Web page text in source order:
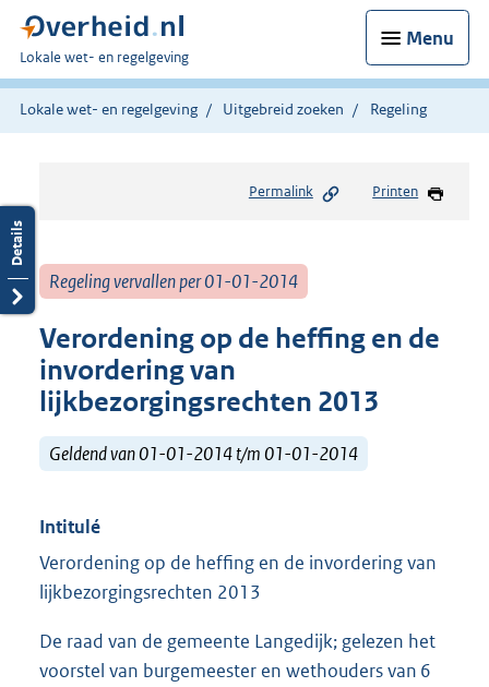
Menu
U
bent
hier:
Lokale wet- en regelgeving
Lokale wet- en regelgeving Uitgebreid zoeken Regeling
Permalink Printen
Regeling vervallen per 01-01-2014
Verordening op de heffing en de
invordering van
lijkbezorgingsrechten 2013
Geldend van 01-01-2014 t/m 01-01-2014
Intitulé
Verordening op de heffing en de invordering van
lijkbezorgingsrechten 2013
De raad van de gemeente Langedijk; gelezen het
voorstel van burgemeester en wethouders van 6